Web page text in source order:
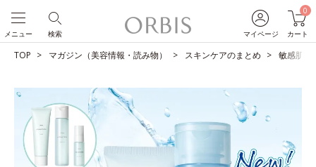
マイページ
0
カート
検索
メニュー
TOP マガジン（美容情報・読み物） スキンケアのまとめ 敏感肌用